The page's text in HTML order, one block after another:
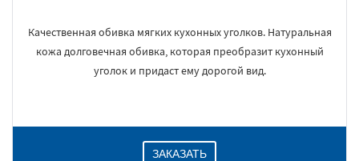
Качественная обивка мягких кухонных уголков. Натуральная
кожа долговечная обивка, которая преобразит кухонный
уголок и придаст ему дорогой вид.
ЗАКАЗАТЬ